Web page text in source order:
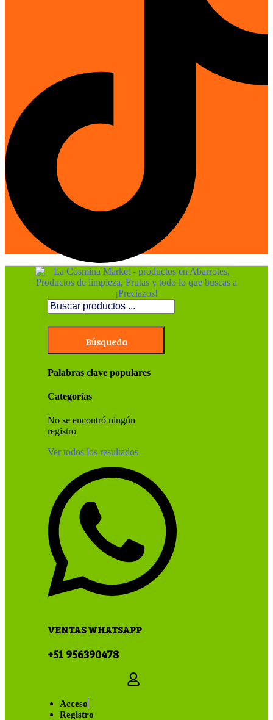
Búsqueda
Palabras clave populares
Categorías
No se encontró ningún
registro
Ver todos los resultados
VENTAS WHATSAPP
+51 956390478
Acceso
Registro